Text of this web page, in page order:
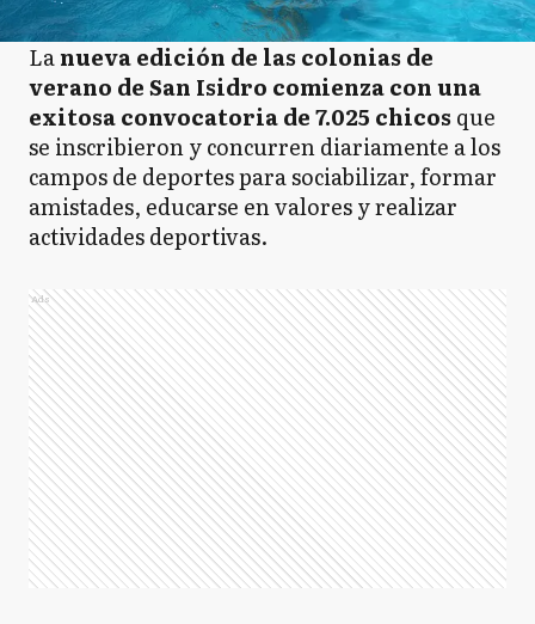
Lanueva edición de las colonias de
verano de San Isidro comienza con una
exitosa convocatoria de 7.025 chicos que
se inscribieron y concurren diariamente a los
campos de deportes para sociabilizar, formar
amistades, educarse en valores y realizar
actividades deportivas.
Ads